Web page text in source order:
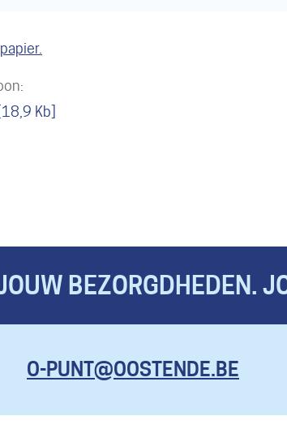
18,9 Kb
BEZORGDHEDEN.
KOM HIER
MET AL JE
VRAGEN, EN
O-PUNT@OOSTENDE.BE